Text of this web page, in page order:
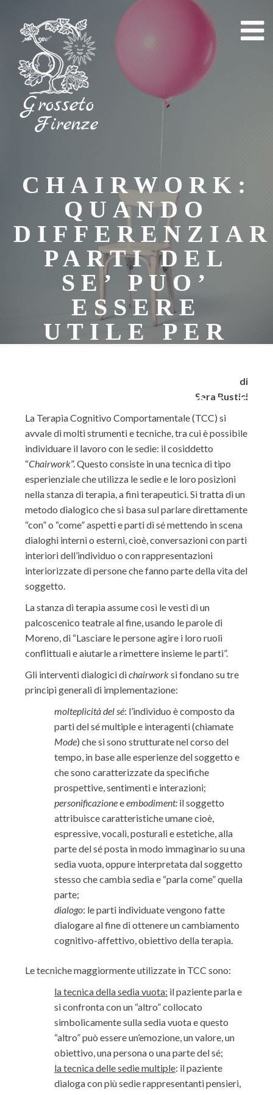
Skip
to
content
CHAIRWORK:
QUANDO
PARTI DEL
SE’ PUO’
ESSERE
UTILE PER
MODIFICARLE
di
Sara Rustici
La Terapia Cognitivo Comportamentale (TCC) si
avvale di molti strumenti e tecniche, tra cui è possibile
individuare il lavoro con le sedie: il cosiddetto
“Chairwork”. Questo consiste in una tecnica di tipo
esperienziale che utilizza le sedie e le loro posizioni
nella stanza di terapia, a fini terapeutici. Si tratta di un
metodo dialogico che si basa sul parlare direttamente
“con” o “come” aspetti e parti di sé mettendo in scena
dialoghi interni o esterni, cioè, conversazioni con parti
interiori dell’individuo o con rappresentazioni
interiorizzate di persone che fanno parte della vita del
soggetto.
La stanza di terapia assume così le vesti di un
palcoscenico teatrale al fine, usando le parole di
Moreno, di “Lasciare le persone agire i loro ruoli
conflittuali e aiutarle a rimettere insieme le parti”.
Gli interventi dialogici dichairworksi fondano su tre
principi generali di implementazione:
molteplicità del sé: l’individuo è composto da
parti del sé multiple e interagenti (chiamate
Mode) che si sono strutturate nel corso del
tempo, in base alle esperienze del soggetto e
che sono caratterizzate da specifiche
prospettive, sentimenti e interazioni;
personificazioneeembodiment: il soggetto
attribuisce caratteristiche umane cioè,
espressive, vocali, posturali e estetiche, alla
parte del sé posta in modo immaginario su una
sedia vuota, oppure interpretata dal soggetto
stesso che cambia sedia e “parla come” quella
parte;
dialogo: le parti individuate vengono fatte
dialogare al fine di ottenere un cambiamento
cognitivo-affettivo, obiettivo della terapia.
Le tecniche maggiormente utilizzate in TCC sono:
la tecnica della sedia vuota: il paziente parla e
si confronta con un “altro” collocato
simbolicamente sulla sedia vuota e questo
“altro” può essere un’emozione, un valore, un
obiettivo, una persona o una parte del sé;
la tecnica delle sedie multiple: il paziente
dialoga con più sedie rappresentanti pensieri,